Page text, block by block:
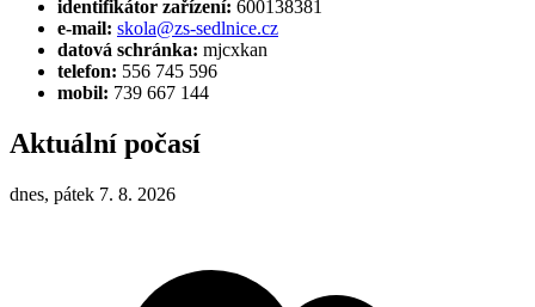
identifikátor zařízení: 600138381
e-mail: skola@zs-sedlnice.cz
datová schránka: mjcxkan
telefon: 556 745 596
mobil: 739 667 144
Aktuální počasí
dnes, pátek 7. 8. 2026